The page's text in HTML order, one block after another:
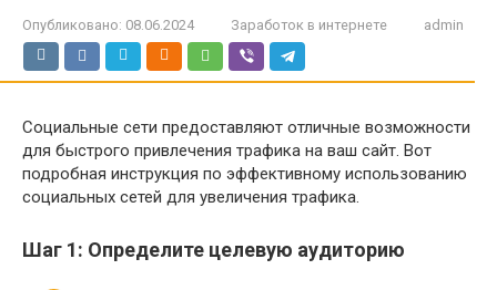
Опубликовано: 08.06.2024 Заработок в интернете admin
Социальные сети предоставляют отличные возможности
для быстрого привлечения трафика на ваш сайт. Вот
подробная инструкция по эффективному использованию
социальных сетей для увеличения трафика.
Шаг 1: Определите целевую аудиторию